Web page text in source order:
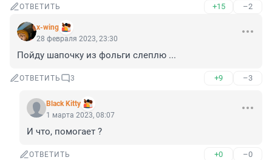
ОТВЕТИТЬ +15 –2
x-wing
28 февраля 2023, 23:30
Пойду шапочку из фольги слеплю ...
ОТВЕТИТЬ 3 +9 –3
Black Kitty
1 марта 2023, 08:07
И что, помогает ?
ОТВЕТИТЬ +0 –0